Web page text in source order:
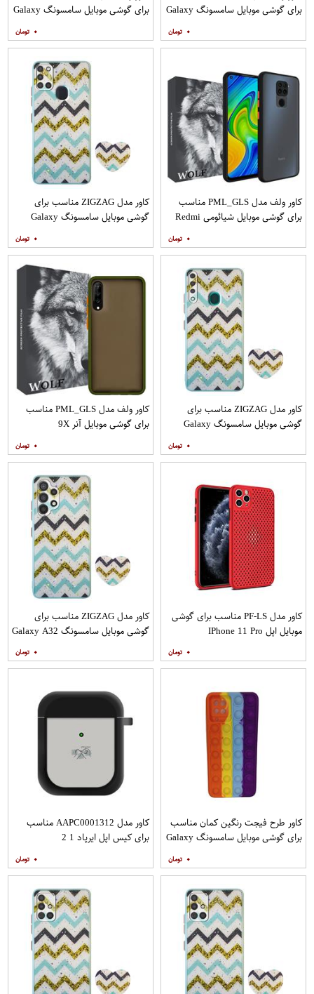
برای گوشی موبایل سامسونگ Galaxy
۰
برای گوشی موبایل سامسونگ Galaxy
مات
۰
کاور ولف مدل PML_GLS مناسب
برای گوشی موبایل شیائومی Redmi
۰
کاور مدل ZIGZAG مناسب برای
گوشی موبایل سامسونگ Galaxy
۰
کاور مدل ZIGZAG مناسب برای
گوشی موبایل سامسونگ Galaxy
۰
کاور ولف مدل PML_GLS مناسب
برای گوشی موبایل آنر 9X
۰
کاور مدل PF-LS مناسب برای گوشی
موبایل اپل IPhone 11 Pro
۰
کاور مدل ZIGZAG مناسب برای
گوشی موبایل سامسونگ Galaxy A32
۰
کاور طرح فیجت رنگین کمان مناسب
برای گوشی موبایل سامسونگ Galaxy
۰
کاور مدل AAPC0001312 مناسب
برای کیس اپل ایرپاد 1 2
۰